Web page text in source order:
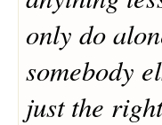
only do
somebody
just the